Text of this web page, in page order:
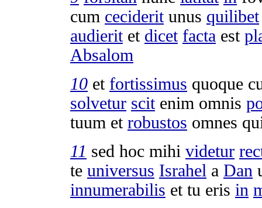
cum cecideritunus quilibet
audieritet dicet facta est
Absalom
10 et fortissimus quoque
solvetur scitenim omnis
tuum et robustos omnes
11 sed hoc mihi videtur
te universus Israhel a Dan
innumerabilis et tu eris in